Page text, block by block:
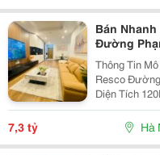
Bán
Đường
3Pn) Rẻ.
Thông Tin Mô Tả. Tôi Có Căn Hộ Bên
Resco Đường
Diện Tích
Và 2Wc, 2 Ban Công. + Giá: 7,3
7,3 tỷ Hà